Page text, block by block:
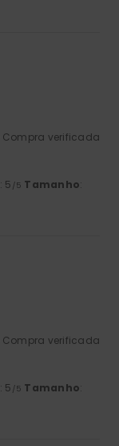
Compra verificada
: 5 /5 Tamanho:
Compra verificada
: 5 /5 Tamanho: